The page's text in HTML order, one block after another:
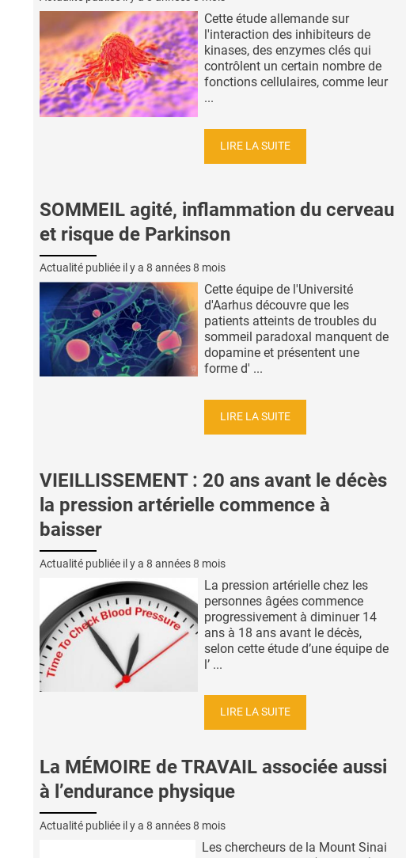
Cette étude allemande sur
l'interaction des inhibiteurs de
kinases, des enzymes clés qui
contrôlent un certain nombre de
fonctions cellulaires, comme leur
...
LIRE LA SUITE
SOMMEIL agité, inflammation du cerveau
et risque de Parkinson
Actualité publiée il y a 8 années 8 mois
Cette équipe de l'Université
d'Aarhus découvre que les
patients atteints de troubles du
sommeil paradoxal manquent de
dopamine et présentent une
forme d' ...
LIRE LA SUITE
VIEILLISSEMENT : 20 ans avant le décès
la pression artérielle commence à
baisser
Actualité publiée il y a 8 années 8 mois
La pression artérielle chez les
personnes âgées commence
progressivement à diminuer 14
ans à 18 ans avant le décès,
selon cette étude d’une équipe de
l’ ...
LIRE LA SUITE
La MÉMOIRE de TRAVAIL associée aussi
à l’endurance physique
Actualité publiée il y a 8 années 8 mois
Les chercheurs de la Mount Sinai